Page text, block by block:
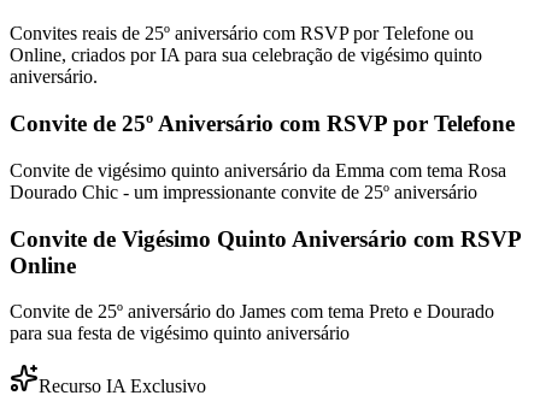
Convites reais de 25º aniversário com RSVP por Telefone ou
Online, criados por IA para sua celebração de vigésimo quinto
aniversário.
Convite de 25º Aniversário com RSVP por Telefone
Convite de vigésimo quinto aniversário da Emma com tema Rosa
Dourado Chic - um impressionante convite de 25º aniversário
Convite de Vigésimo Quinto Aniversário com RSVP
Online
Convite de 25º aniversário do James com tema Preto e Dourado
para sua festa de vigésimo quinto aniversário
Recurso IA Exclusivo